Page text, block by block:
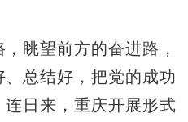
眺望前方的奋进路，
总结好，把党的成功
日来，重庆开展形式